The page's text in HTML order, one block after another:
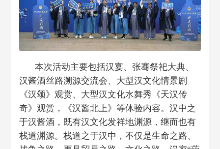
本次活动主要包括汉宴、张骞祭祀大典、
汉酱酒丝路溯源交流会、大型汉文化情景剧
《汉颂》观赏、大型汉文化水舞秀《天汉传
奇》观赏，《汉酱北上》等体验内容。汉中之
于汉酱酒，既有汉文化发祥地渊源，继而也有
栈道渊源。栈道之于汉中，不仅是生命之路、